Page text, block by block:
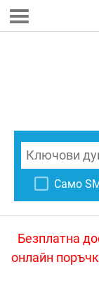
Само
Безплатна
онлайн